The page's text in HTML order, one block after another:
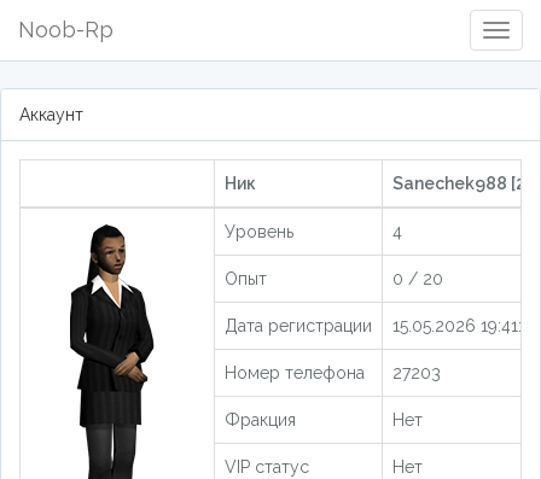
Noob-Rp
Аккаунт
Ник Sanechek988
Уровень 4
Опыт 0 / 20
Дата регистрации 15.05.2026 19:41:19
Номер телефона 27203
Фракция Нет
VIP статус Нет